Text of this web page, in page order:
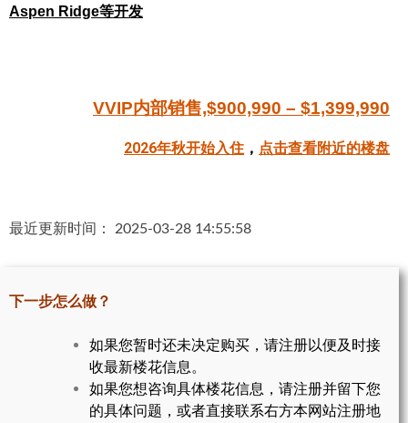
贷款指南
楼花大全
楼花地图
楼花转让专区
多伦多市中心楼花项目
怡陶碧谷社区介绍
Aspen Ridge等开发
VVIP内部销售,$900,990 – $1,399,990
2026年秋开始入住 ， 点击查看附近的楼盘
最近更新时间： 2025-03-28 14:55:58
下一步怎么做？
如果您暂时还未决定购买，请注册以便及时接
收最新楼花信息。
如果您想咨询具体楼花信息，请注册并留下您
的具体问题，或者直接联系右方本网站注册地